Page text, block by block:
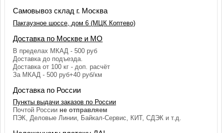
Самовывоз склад г. Москва
Пакгаузное шоссе, дом 6 (МЦК Коптево)
Доставка по Москве и МО
В пределах МКАД - 500 руб
Доставка до подъезда.
Доставка от 100 кг - доп. расчёт
За МКАД - 500 руб+40 руб/км
Доставка по России
Пункты выдачи заказов по России
Почтой России не отправляем
ПЭК, Деловые Линии, Байкал-Сервис, КИТ, СДЭК и т.д.